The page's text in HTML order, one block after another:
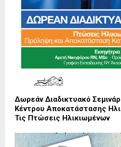
Δωρεάν Διαδικτυακό
Κέντρου Αποκατάστασης
Τις Πτώσεις Ηλικιωμένων